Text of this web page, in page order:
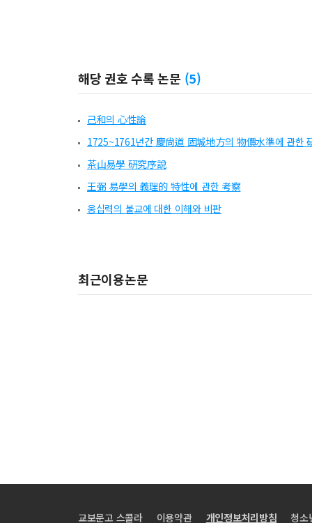
해당 권호 수록 논문 (5)
己和의 心性論
1725~1761년간 慶尙道 固城地方의 物價水準에 관한
茶山易學 硏究序說
王弼 易學의 義理的 特性에 관한 考察
웅십력의 불교에 대한 이해와 비판
최근이용논문
교보문고 스콜라 이용약관 개인정보처리방침 청소